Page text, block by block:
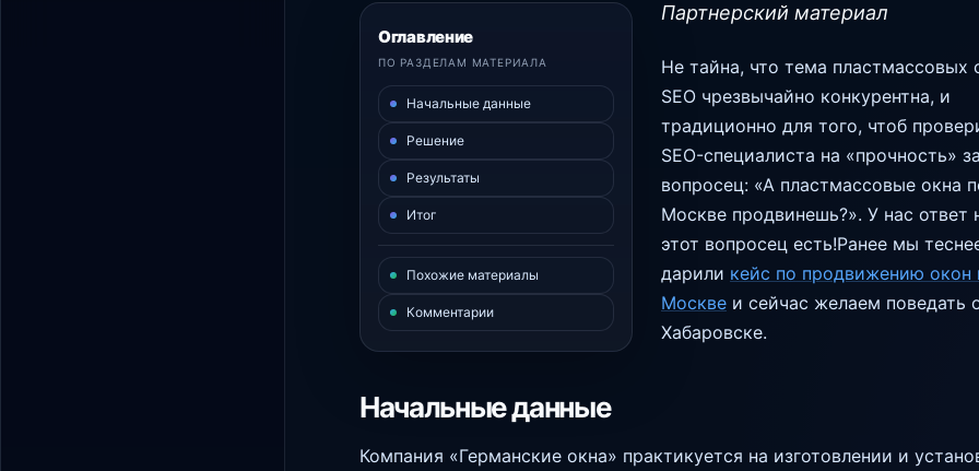
Оглавление
ПО РАЗДЕЛАМ МАТЕРИАЛА
Начальные данные
Решение
Результаты
Итог
Похожие материалы
Комментарии
Партнерский материал
Не тайна, что тема пластмассовых
SEO чрезвычайно конкурентна, и
традиционно для того, чтоб
SEO-специалиста на «прочность»
вопросец: «А пластмассовые окна
Москве продвинешь?». У нас ответ
этот вопросец есть!Ранее мы
дарили кейс по продвижению окон
Москве и сейчас желаем поведать
Хабаровске.
Начальные данные
Компания «Германские окна» практикуется на изготовлении и